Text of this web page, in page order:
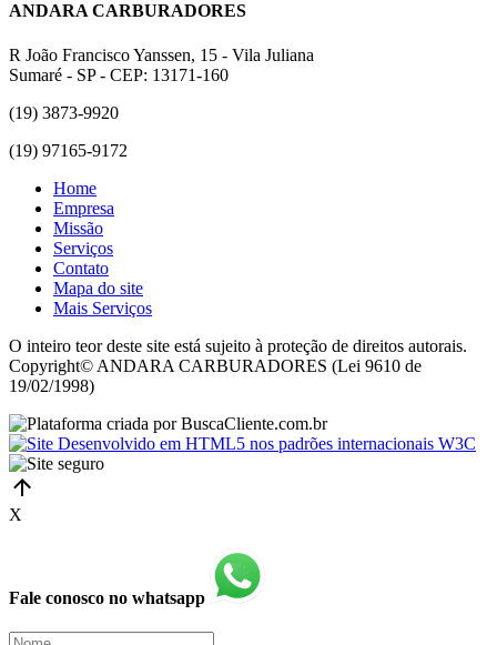
ANDARA CARBURADORES
R João Francisco Yanssen, 15 - Vila Juliana
Sumaré - SP - CEP: 13171-160
(19) 3873-9920
(19) 97165-9172
Home
Empresa
Missão
Serviços
Contato
Mapa do site
Mais Serviços
O inteiro teor deste site está sujeito à proteção de direitos autorais.
Copyright© ANDARA CARBURADORES (Lei 9610 de
19/02/1998)
X
Fale conosco no whatsapp